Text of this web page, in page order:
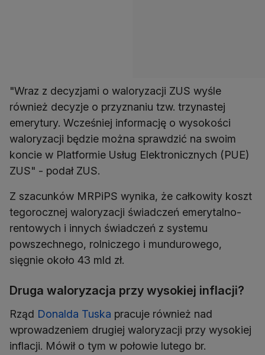
"Wraz z decyzjami o waloryzacji ZUS wyśle
również decyzje o przyznaniu tzw. trzynastej
emerytury. Wcześniej informację o wysokości
waloryzacji będzie można sprawdzić na swoim
koncie w Platformie Usług Elektronicznych (PUE)
ZUS" - podał ZUS.
Z szacunków MRPiPS wynika, że całkowity koszt
tegorocznej waloryzacji świadczeń emerytalno-
rentowych i innych świadczeń z systemu
powszechnego, rolniczego i mundurowego,
sięgnie około 43 mld zł.
Druga waloryzacja przy wysokiej inflacji?
Rząd Donalda Tuska pracuje również nad
wprowadzeniem drugiej waloryzacji przy wysokiej
inflacji. Mówił o tym w połowie lutego br.